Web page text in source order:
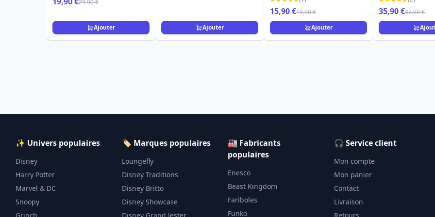
29,90 €
Ajouter Ajouter
15,90 €19,90 €
Ajouter
35,90 €42,90 €
✨ Univers populaires
Disney
Harry Potter
Marvel & DC
Snoopy
🏷️ Marques populaires
Loungefly
Disney Traditions
Disney Britto
Disney Showcase
🏭 Fabricants
populaires
Enesco
Beast Kingdom
Fariboles
Funko
🎧 Service client
Mon compte
Mon panier
Contact
Livraison